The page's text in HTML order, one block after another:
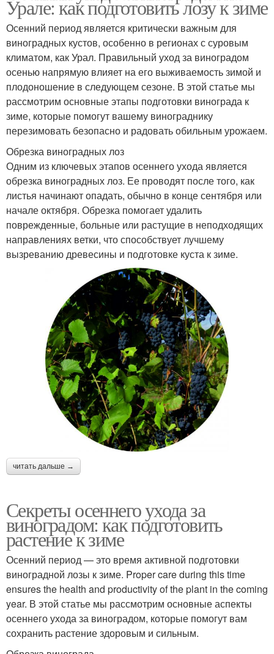
Урале: как подготовить лозу к зиме
Осенний период является критически важным для
виноградных кустов, особенно в регионах с суровым
климатом, как Урал. Правильный уход за виноградом
осенью напрямую влияет на его выживаемость зимой и
плодоношение в следующем сезоне. В этой статье мы
рассмотрим основные этапы подготовки винограда к
зиме, которые помогут вашему винограднику
перезимовать безопасно и радовать обильным урожаем.
Обрезка виноградных лоз
Одним из ключевых этапов осеннего ухода является
обрезка виноградных лоз. Ее проводят после того, как
листья начинают опадать, обычно в конце сентября или
начале октября. Обрезка помогает удалить
поврежденные, больные или растущие в неподходящих
направлениях ветки, что способствует лучшему
вызреванию древесины и подготовке куста к зиме.
читать дальше →
Секреты осеннего ухода за
виноградом: как подготовить
растение к зиме
Осенний период — это время активной подготовки
виноградной лозы к зиме. Proper care during this time
ensures the health and productivity of the plant in the coming
year. В этой статье мы рассмотрим основные аспекты
осеннего ухода за виноградом, которые помогут вам
сохранить растение здоровым и сильным.